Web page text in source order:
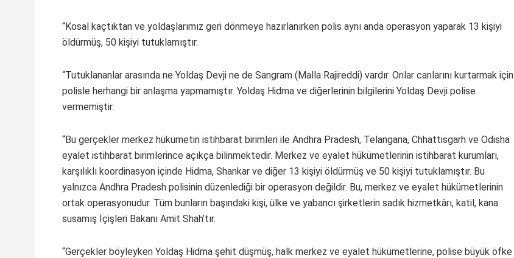
“Kosal kaçtıktan ve yoldaşlarımız geri dönmeye hazırlanırken polis aynı anda operasyon yaparak 13 kişiyi
öldürmüş, 50 kişiyi tutuklamıştır.
“Tutuklananlar arasında ne Yoldaş Devji ne de Sangram (Malla Rajireddi) vardır. Onlar canlarını kurtarmak için
polisle herhangi bir anlaşma yapmamıştır. Yoldaş Hidma ve diğerlerinin bilgilerini Yoldaş Devji polise
vermemiştir.
“Bu gerçekler merkez hükümetin istihbarat birimleri ile Andhra Pradesh, Telangana, Chhattisgarh ve Odisha
eyalet istihbarat birimlerince açıkça bilinmektedir. Merkez ve eyalet hükümetlerinin istihbarat kurumları,
karşılıklı koordinasyon içinde Hidma, Shankar ve diğer 13 kişiyi öldürmüş ve 50 kişiyi tutuklamıştır. Bu
yalnızca Andhra Pradesh polisinin düzenlediği bir operasyon değildir. Bu, merkez ve eyalet hükümetlerinin
ortak operasyonudur. Tüm bunların başındaki kişi, ülke ve yabancı şirketlerin sadık hizmetkârı, katil, kana
susamış İçişleri Bakanı Amit Shah’tır.
“Gerçekler böyleyken Yoldaş Hidma şehit düşmüş, halk merkez ve eyalet hükümetlerine, polise büyük öfke